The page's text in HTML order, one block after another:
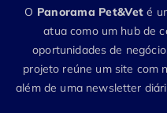
O Panorama Pet&Vet é
atua como um hub de
oportunidades de
projeto reúne um site com
além de uma newsletter